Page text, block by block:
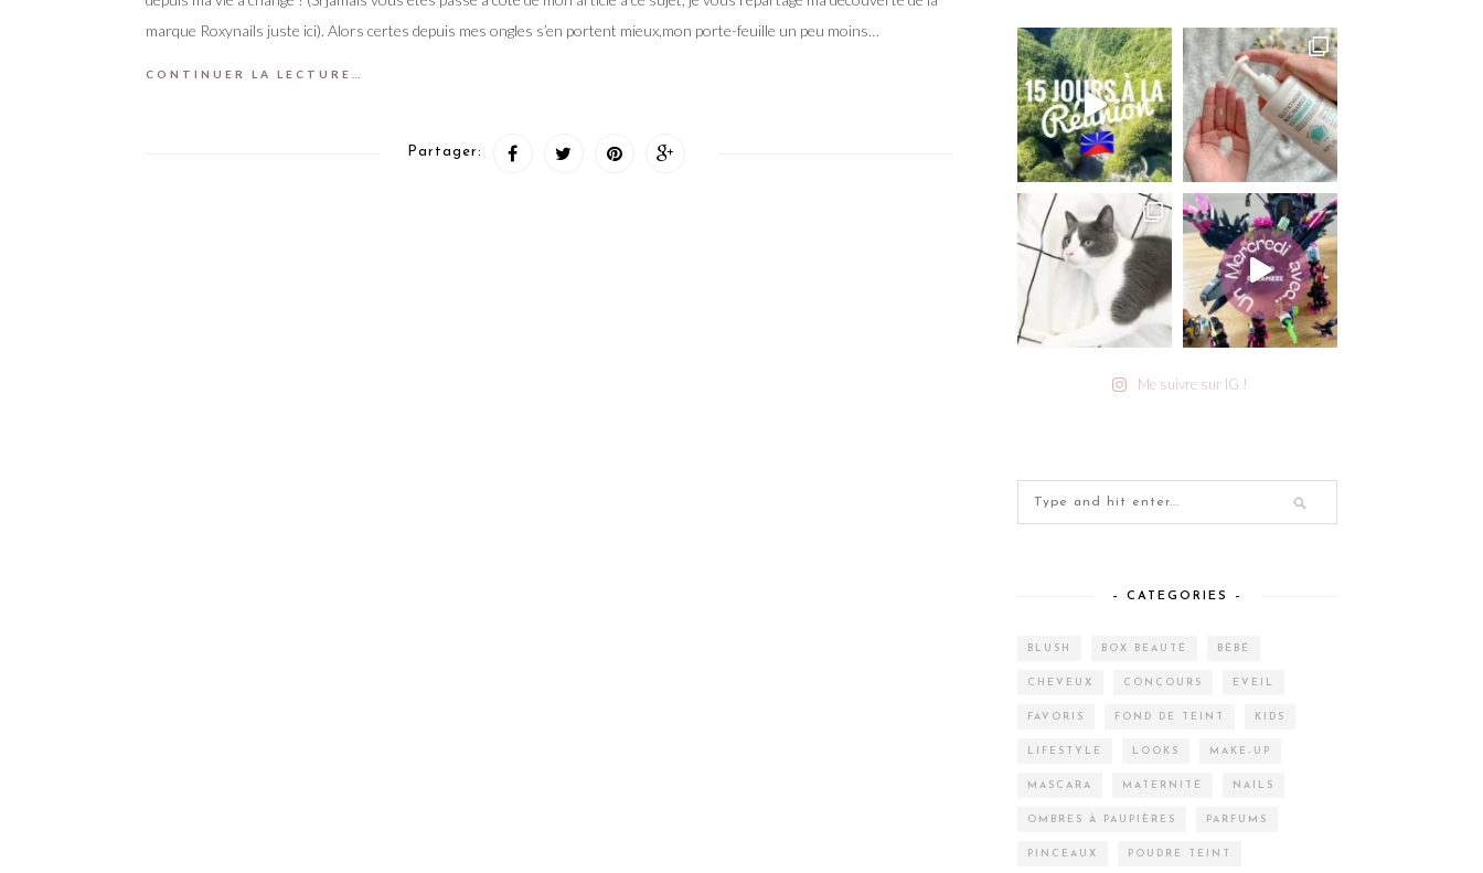
marque Roxynails juste ici). Alors certes depuis mes ongles s’en portent mieux,mon porte-feuille un peu moins…
CONTINUER LA LECTURE…
Partager:
Me suivre sur IG !
– CATEGORIES –
BLUSH BOX BEAUTÉ BÉBÉ
CHEVEUX CONCOURS EVEIL
FAVORIS FOND DE TEINT KIDS
LIFESTYLE LOOKS MAKE-UP
MASCARA MATERNITÉ NAILS
OMBRES À PAUPIÈRES PARFUMS
PINCEAUX POUDRE TEINT